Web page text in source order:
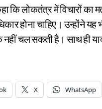
कि लोकतंत्र में विचारों का
होना चाहिए। उन्होंने यह
चल सकती है। साथ ही याद
X WhatsApp